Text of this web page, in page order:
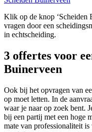
Klik op de knop ‘Scheiden
vragen door een
in echtscheiding.
3 offertes voor
Buinerveen
Ook bij het opvragen van
op moet letten. In de
waar je naar op zoek bent.
bij een partij met een hoge
mate van professionaliteit